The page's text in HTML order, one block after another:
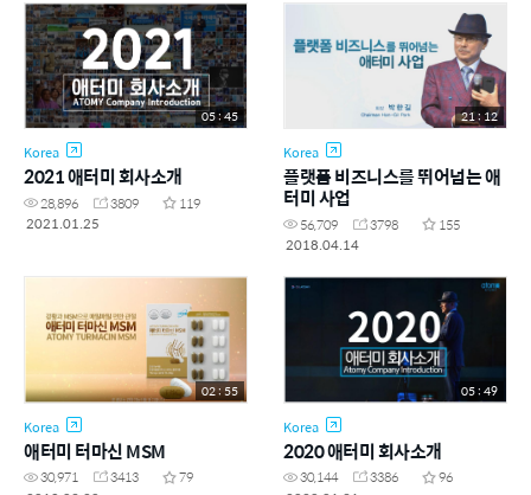
05 : 45
Korea
2021 애터미 회사소개
28,896 3809
119
2021.01.25
21 : 12
Korea
플랫폼 비즈니스를 뛰어넘는 애
터미 사업
56,709 3798
155
2018.04.14
02 : 55
Korea
애터미 터마신 MSM
30,971 3413
79
05 : 49
Korea
2020 애터미 회사소개
30,144 3386
96